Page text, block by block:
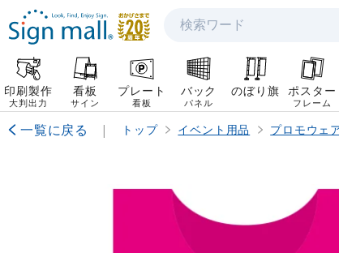
検索
印刷製作
大判出力
看板
サイン
プレート
看板
バック
パネル
のぼり旗 ポスター
フレーム
一覧に戻る | トップ イベント用品 プロモウェ